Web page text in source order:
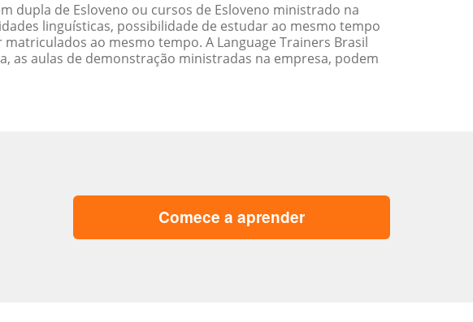
dupla de Esloveno ou cursos de Esloveno ministrado na
linguísticas, possibilidade de estudar ao mesmo tempo
ao mesmo tempo. A Language Trainers Brasil
as aulas de demonstração ministradas na empresa, podem
Comece a aprender